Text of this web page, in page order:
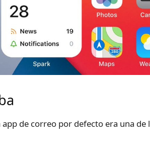
de correo por defecto era una